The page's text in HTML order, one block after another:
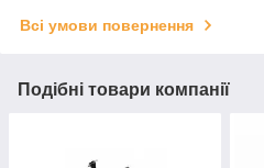
Всі умови повернення
Подібні товари компанії